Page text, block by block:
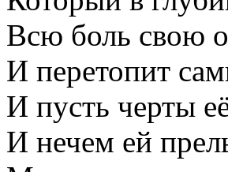
Всю боль свою
И перетопит
И пусть черты
И нечем ей